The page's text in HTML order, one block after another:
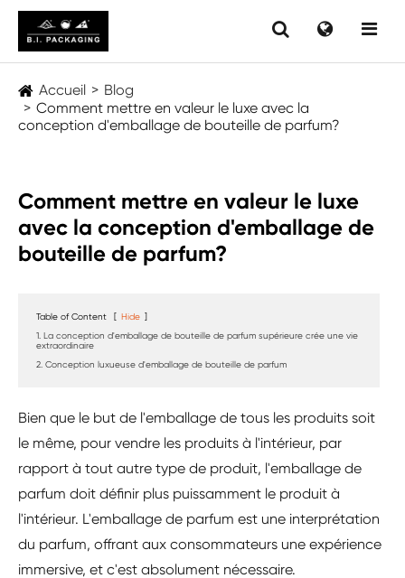
Accueil
Blog
Comment mettre en valeur le luxe avec la
conception d'emballage de bouteille de parfum?
Comment mettre en valeur le luxe
avec la conception d'emballage de
bouteille de parfum?
Table of Content [ Hide ]
1. La conception d'emballage de bouteille de parfum supérieure crée une vie
extraordinaire
2. Conception luxueuse d'emballage de bouteille de parfum
Bien que le but de l'emballage de tous les produits soit
le même, pour vendre les produits à l'intérieur, par
rapport à tout autre type de produit, l'emballage de
parfum doit définir plus puissamment le produit à
l'intérieur. L'emballage de parfum est une interprétation
du parfum, offrant aux consommateurs une expérience
immersive, et c'est absolument nécessaire.